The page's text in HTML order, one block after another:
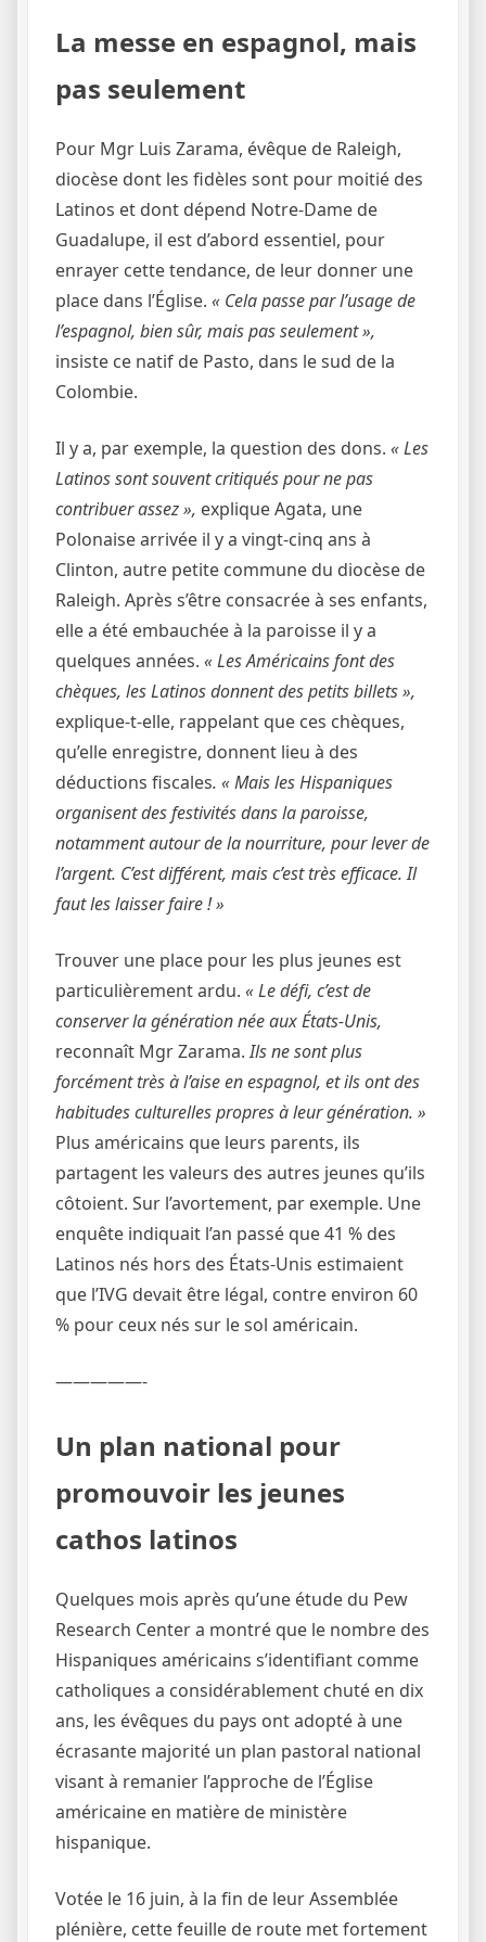
La messe en espagnol, mais
pas seulement
Pour Mgr Luis Zarama, évêque de Raleigh,
diocèse dont les fidèles sont pour moitié des
Latinos et dont dépend Notre-Dame de
Guadalupe, il est d’abord essentiel, pour
enrayer cette tendance, de leur donner une
place dans l’Église. « Cela passe par l’usage de
l’espagnol, bien sûr, mais pas seulement »,
insiste ce natif de Pasto, dans le sud de la
Colombie.
Il y a, par exemple, la question des dons. « Les
Latinos sont souvent critiqués pour ne pas
contribuer assez », explique Agata, une
Polonaise arrivée il y a vingt-cinq ans à
Clinton, autre petite commune du diocèse de
Raleigh. Après s’être consacrée à ses enfants,
elle a été embauchée à la paroisse il y a
quelques années. « Les Américains font des
chèques, les Latinos donnent des petits billets »,
explique-t-elle, rappelant que ces chèques,
qu’elle enregistre, donnent lieu à des
déductions fiscales. « Mais les Hispaniques
organisent des festivités dans la paroisse,
notamment autour de la nourriture, pour lever de
l’argent. C’est différent, mais c’est très efficace. Il
faut les laisser faire ! »
Trouver une place pour les plus jeunes est
particulièrement ardu. « Le défi, c’est de
conserver la génération née aux États-Unis,
reconnaît Mgr Zarama.Ils ne sont plus
forcément très à l’aise en espagnol, et ils ont des
habitudes culturelles propres à leur génération. »
Plus américains que leurs parents, ils
partagent les valeurs des autres jeunes qu’ils
côtoient. Sur l’avortement, par exemple. Une
enquête indiquait l’an passé que 41 % des
Latinos nés hors des États-Unis estimaient
que l’IVG devait être légal, contre environ 60
% pour ceux nés sur le sol américain.
—————-
Un plan national pour
promouvoir les jeunes
cathos latinos
Quelques mois après qu’une étude du Pew
Research Center a montré que le nombre des
Hispaniques américains s’identifiant comme
catholiques a considérablement chuté en dix
ans, les évêques du pays ont adopté à une
écrasante majorité un plan pastoral national
visant à remanier l’approche de l’Église
américaine en matière de ministère
hispanique.
Votée le 16 juin, à la fin de leur Assemblée
plénière, cette feuille de route met fortement